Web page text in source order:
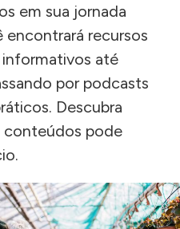
em sua jornada
encontrará recursos
até
por podcasts
Descubra
conteúdos pode